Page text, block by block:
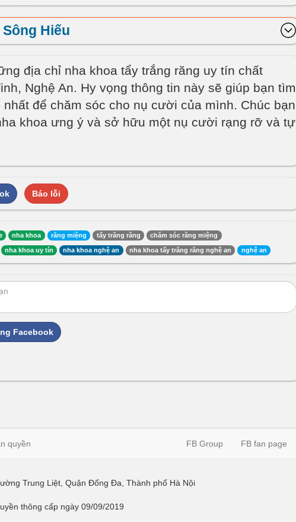
Hiếu
địa chỉ nha khoa tẩy trắng răng uy tín chất
Nghệ An. Hy vọng thông tin này sẽ giúp bạn tìm
để chăm sóc cho nụ cười của mình. Chúc bạn
khoa ưng ý và sở hữu một nụ cười rạng rỡ và tự
Báo lỗi
nha khoa răng miệng tẩy trắng răng chăm sóc răng miệng
nha khoa uy tín nha khoa nghệ an nha khoa tẩy trắng răng nghệ an nghệ an
Facebook
quyền FB Group FB fan page
Trung Liệt, Quận Đống Đa, Thành phố Hà Nội
thông cấp ngày 09/09/2019